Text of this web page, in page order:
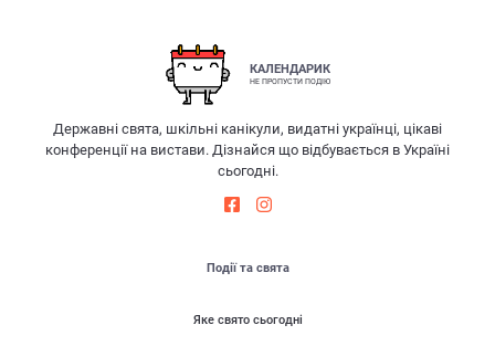
КАЛЕНДАРИК
НЕ ПРОПУСТИ ПОДІЮ
Державні свята, шкільні канікули, видатні українці, цікаві
конференції на вистави. Дізнайся що відбувається в Україні
сьогодні.
Події та свята
Яке свято сьогодні